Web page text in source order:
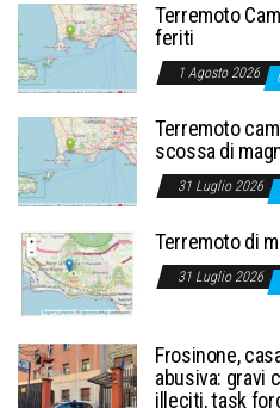
Terremoto
feriti
1 Agosto 2026
Terremoto
scossa di
31 Luglio 2026
Terremoto di
31 Luglio 2026
Frosinone,
abusiva: gravi
illeciti, task